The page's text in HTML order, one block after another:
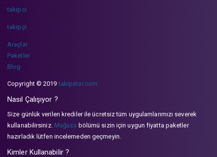
takipci
takipçi
Araçlar
Paketler
Blog
Copyright © 2019takipstar.com
Nasıl Çalışıyor ?
Size günlük verilen krediler ile ücretsiz tüm uygulamlarımızı severek
kullanabilirsiniz. Mağaza bölümü sizin için uygun fiyatta paketler
hazırladık lütfen incelemeden geçmeyin.
Kimler Kullanabilir ?